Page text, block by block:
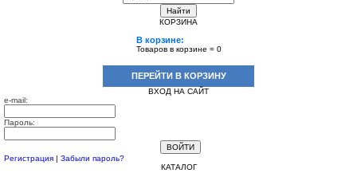
Найти
КОРЗИНА
В корзине:
Товаров в корзине = 0
ПЕРЕЙТИ В КОРЗИНУ
ВХОД НА САЙТ
e-mail:
Пароль:
Регистрация
Забыли пароль?
КАТАЛОГ